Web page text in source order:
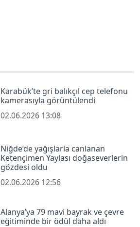
Karabük’te gri balıkçıl cep telefonu
kamerasıyla görüntülendi
02.06.2026 13:08
Niğde’de yağışlarla canlanan
Ketençimen Yaylası doğaseverlerin
gözdesi oldu
02.06.2026 12:56
Alanya’ya 79 mavi bayrak ve çevre
eğitiminde bir ödül daha aldı